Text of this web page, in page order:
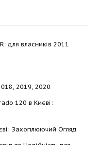
для власників 2011
2019, 2020
120 в Києві:
Захоплюючий Огляд